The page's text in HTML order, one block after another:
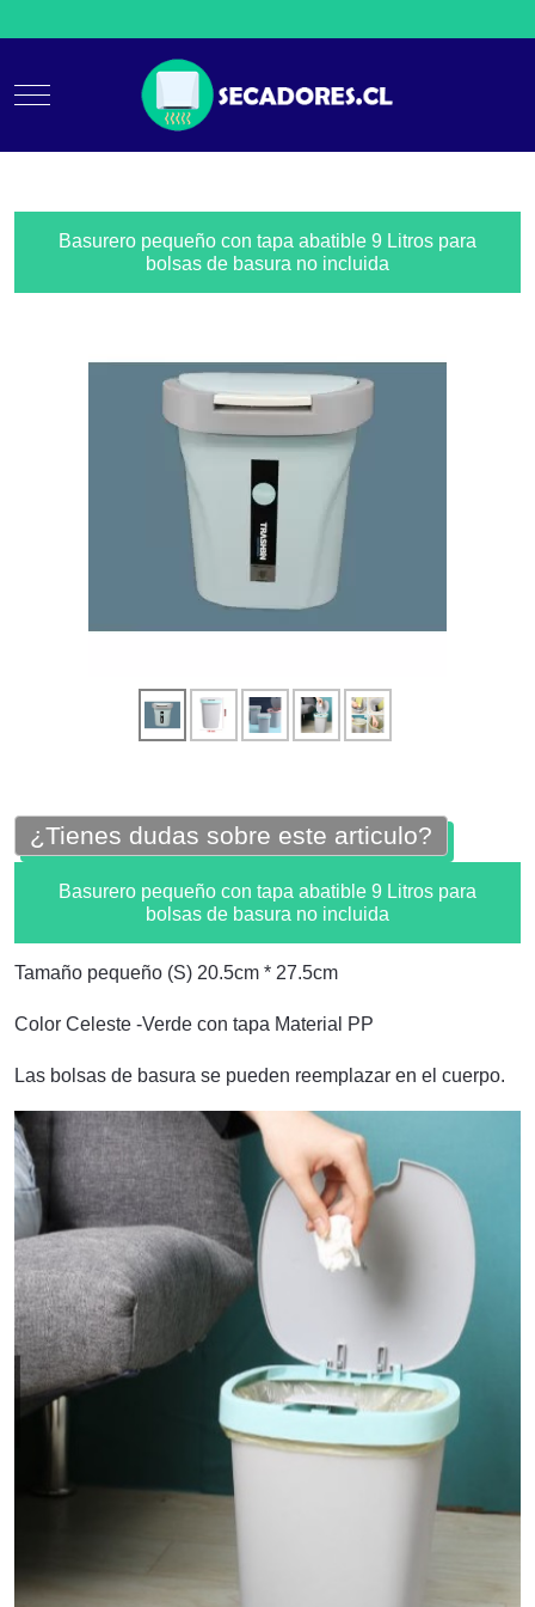
Mobile Menu Toggle
Basurero pequeño con tapa abatible 9 Litros para
bolsas de basura no incluida
¿Tienes dudas sobre este articulo?
Basurero pequeño con tapa abatible 9 Litros para
bolsas de basura no incluida
Tamaño pequeño (S) 20.5cm * 27.5cm
Color Celeste -Verde con tapa Material PP
Las bolsas de basura se pueden reemplazar en el cuerpo.